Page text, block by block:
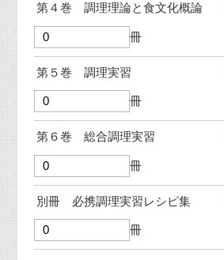
第４巻 調理理論と食文化概論
冊
第５巻 調理実習
冊
第６巻 総合調理実習
冊
別冊 必携調理実習レシピ集
冊